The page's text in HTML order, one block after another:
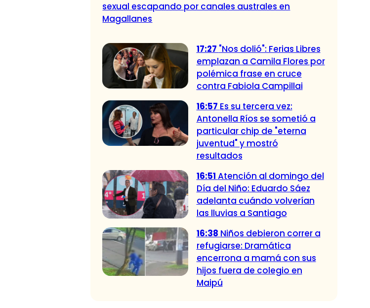
sexual escapando por canales australes en
Magallanes
17:27 "Nos dolió": Ferias Libres
emplazan a Camila Flores por
polémica frase en cruce
contra Fabiola Campillai
16:57 Es su tercera vez:
Antonella Ríos se sometió a
particular chip de "eterna
juventud" y mostró
resultados
16:51 Atención al domingo del
Día del Niño: Eduardo Sáez
adelanta cuándo volverían
las lluvias a Santiago
16:38 Niños debieron correr a
refugiarse: Dramática
encerrona a mamá con sus
hijos fuera de colegio en
Maipú